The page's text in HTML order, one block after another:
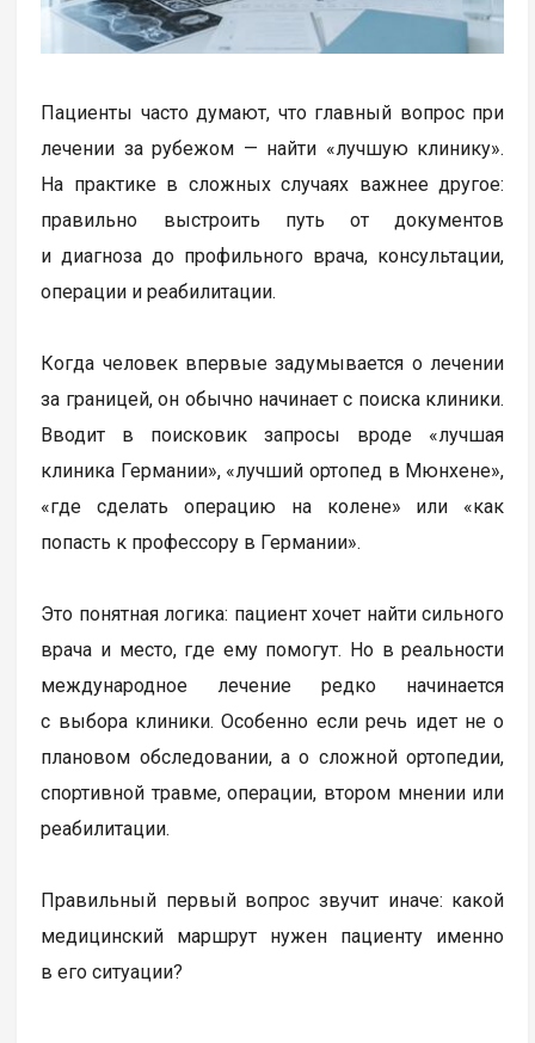
Пациенты часто думают, что главный вопрос при
лечении за рубежом — найти «лучшую клинику».
На практике в сложных случаях важнее другое:
правильно выстроить путь от документов
и диагноза до профильного врача, консультации,
операции и реабилитации.
Когда человек впервые задумывается о лечении
за границей, он обычно начинает с поиска клиники.
Вводит в поисковик запросы вроде «лучшая
клиника Германии», «лучший ортопед в Мюнхене»,
«где сделать операцию на колене» или «как
попасть к профессору в Германии».
Это понятная логика: пациент хочет найти сильного
врача и место, где ему помогут. Но в реальности
международное лечение редко начинается
с выбора клиники. Особенно если речь идет не о
плановом обследовании, а о сложной ортопедии,
спортивной травме, операции, втором мнении или
реабилитации.
Правильный первый вопрос звучит иначе: какой
медицинский маршрут нужен пациенту именно
в его ситуации?